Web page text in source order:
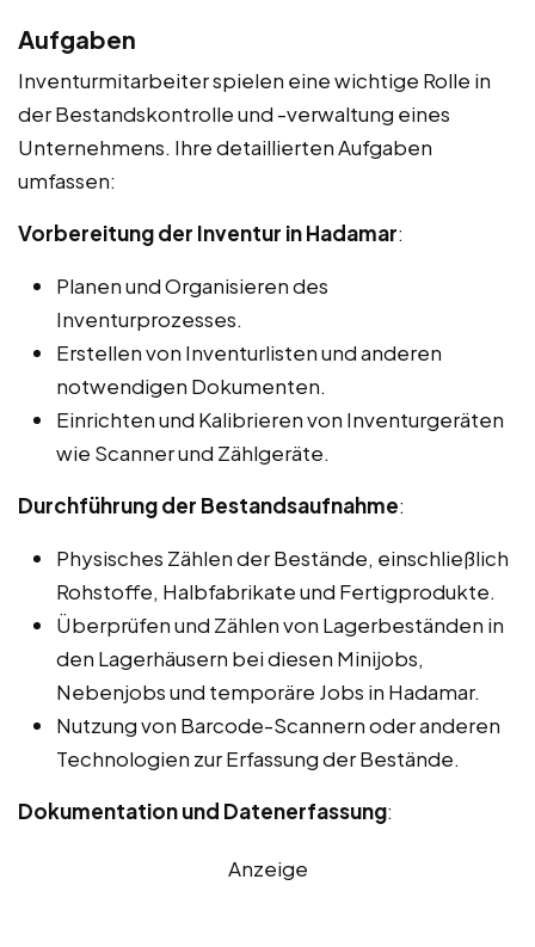
Aufgaben
Inventurmitarbeiter spielen eine wichtige Rolle in
der Bestandskontrolle und -verwaltung eines
Unternehmens. Ihre detaillierten Aufgaben
umfassen:
Vorbereitung der Inventur in Hadamar:
Planen und Organisieren des
Inventurprozesses.
Erstellen von Inventurlisten und anderen
notwendigen Dokumenten.
Einrichten und Kalibrieren von Inventurgeräten
wie Scanner und Zählgeräte.
Durchführung der Bestandsaufnahme:
Physisches Zählen der Bestände, einschließlich
Rohstoffe, Halbfabrikate und Fertigprodukte.
Überprüfen und Zählen von Lagerbeständen in
den Lagerhäusern bei diesen Minijobs,
Nebenjobs und temporäre Jobs in Hadamar.
Nutzung von Barcode-Scannern oder anderen
Technologien zur Erfassung der Bestände.
Dokumentation und Datenerfassung:
Anzeige